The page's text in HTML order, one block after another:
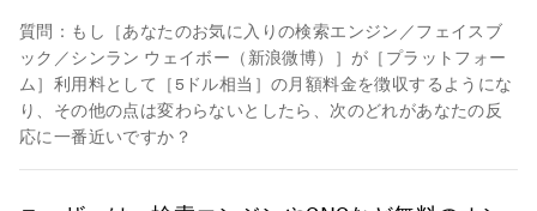
質問：もし［あなたのお気に入りの検索エンジン／フェイスブ
ック／シンラン ウェイボー（新浪微博）］が［プラットフォー
ム］利用料として［5ドル相当］の月額料金を徴収するようにな
り、その他の点は変わらないとしたら、次のどれがあなたの反
応に一番近いですか？